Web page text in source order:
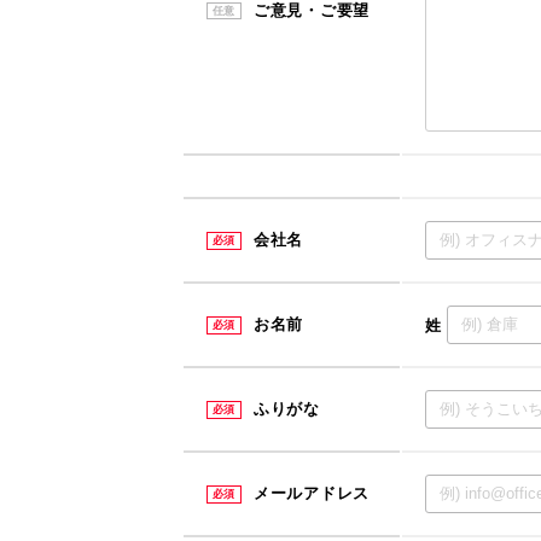
任意 ご意見・ご要望
必須 会社名
必須 お名前 姓
必須 ふりがな
必須 メールアドレス